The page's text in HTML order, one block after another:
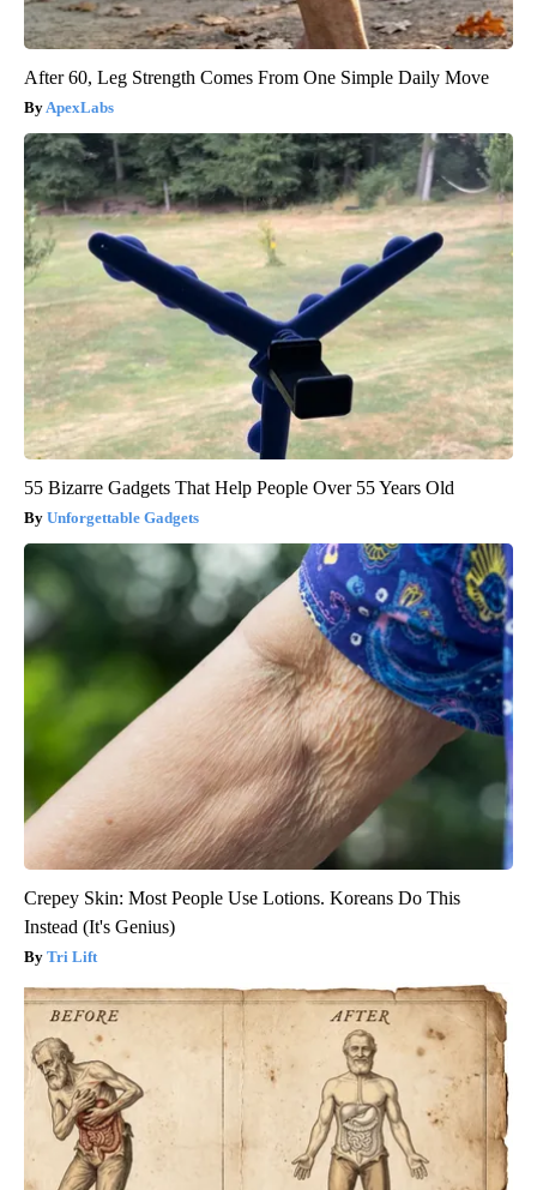
After 60, Leg Strength Comes From One Simple Daily Move
ApexLabs
55 Bizarre Gadgets That Help People Over 55 Years Old
Unforgettable Gadgets
Crepey Skin: Most People Use Lotions. Koreans Do This
Instead (It's Genius)
Tri Lift